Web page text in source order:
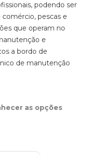
podendo ser
pescas e
que operam no
e
a bordo de
de manutenção
as opções